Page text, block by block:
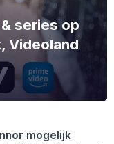
series op
Videoland
mogelijk